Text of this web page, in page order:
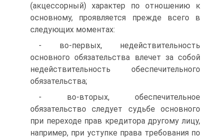
(акцессорный) характер по отношению к
основному, проявляется прежде всего в
следующих моментах:
- во-первых, недействительность
основного обязательства влечет за собой
недействительность обеспечительного
обязательства;
- во-вторых, обеспечительное
обязательство следует судьбе основного
при переходе прав кредитора другому лицу,
например, при уступке права требования по